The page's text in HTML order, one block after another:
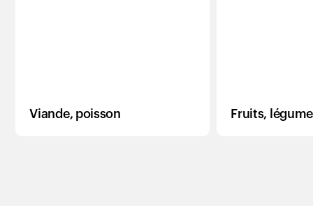
Viande, poisson Fruits,